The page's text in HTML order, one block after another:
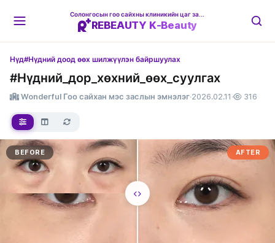
REBEAUTY K-Beauty
Нүд#Нүдний доод өөх шилжүүлэн байршуулах
#Нүдний_дор_хөхний_өөх_суулгах
Wonderful Гоо сайхан мэс заслын эмнэлэг·2026.02.11 · 316
AFTER
BEFORE